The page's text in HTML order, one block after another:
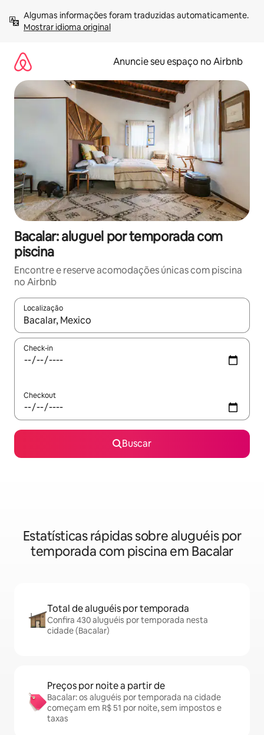
para
Mostrar idioma original
Anuncie seu espaço no Airbnb
Bacalar: aluguel por temporada com
piscina
Encontre e reserve acomodações únicas com piscina
no Airbnb
Localização
Quando os resultados estiverem disponíveis, explore-os
Check-in
Checkout
Buscar
Estatísticas rápidas sobre aluguéis por
temporada com piscina em Bacalar
Total de aluguéis por temporada
Confira 430 aluguéis por temporada nesta
cidade (Bacalar)
Preços por noite a partir de
Bacalar: os aluguéis por temporada na cidade
começam em R$ 51 por noite, sem impostos e
taxas